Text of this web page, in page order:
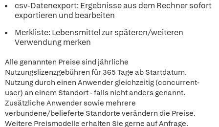
csv-Datenexport: Ergebnisse aus dem Rechner sofort
exportieren und bearbeiten
Merkliste: Lebensmittel zur späteren/weiteren
Verwendung merken
Alle genannten Preise sind jährliche
Nutzungslizenzgebühren für 365 Tage ab Startdatum.
Nutzung durch einen Anwender gleichzeitig (concurrent-
user) an einem Standort - falls nicht anders genannt.
Zusätzliche Anwender sowie mehrere
verbundene/belieferte Standorte verändern die Preise.
Weitere Preismodelle erhalten Sie gerne auf Anfrage.